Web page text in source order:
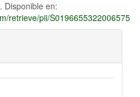
Disponible en:
retrieve/pii/S0196655322006575